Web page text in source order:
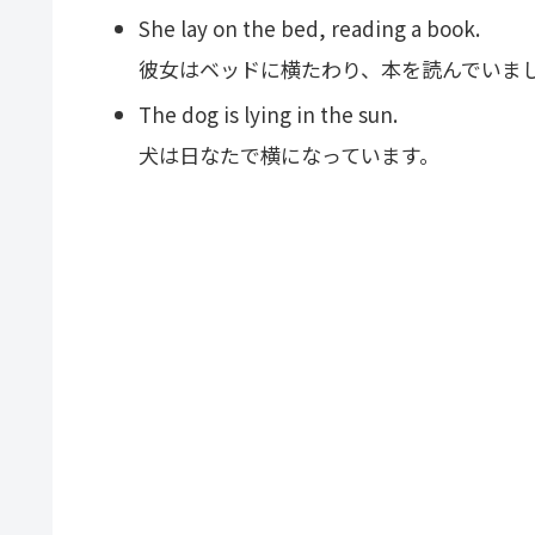
She lay on the bed, reading a book.
彼女はベッドに横たわり、本を読んでいま
The dog is lying in the sun.
犬は日なたで横になっています。